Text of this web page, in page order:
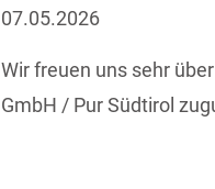
07.05.2026
Wir freuen uns sehr
GmbH / Pur Südtirol